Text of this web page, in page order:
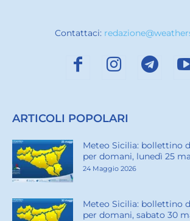
Contattaci:
ARTICOLI POPOLARI
Meteo Sicilia: bollettino
per domani, lunedì 25
24 Maggio 2026
Meteo Sicilia: bollettino
per domani, sabato 30